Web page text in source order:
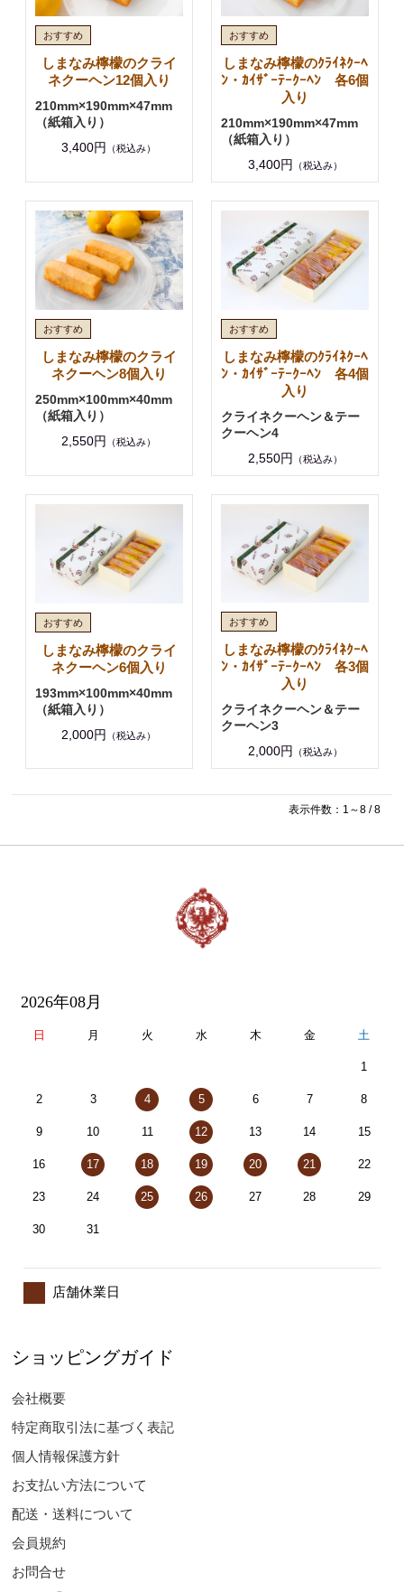
しまなみ檸檬のクライ
ネクーヘン12個入り
210mm×190mm×47mm
（紙箱入り）
3,400円
（税込み）
しまなみ檸檬のｸﾗｲﾈｸｰﾍ
ﾝ・ｶｲｻﾞｰﾃｰｸｰﾍﾝ 各6個
入り
210mm×190mm×47mm
（紙箱入り）
3,400円
（税込み）
しまなみ檸檬のクライ
ネクーヘン8個入り
250mm×100mm×40mm
（紙箱入り）
2,550円
（税込み）
しまなみ檸檬のｸﾗｲﾈｸｰﾍ
ﾝ・ｶｲｻﾞｰﾃｰｸｰﾍﾝ 各4個
入り
クライネクーヘン＆テー
クーヘン4
2,550円
（税込み）
しまなみ檸檬のクライ
ネクーヘン6個入り
193mm×100mm×40mm
（紙箱入り）
2,000円
（税込み）
しまなみ檸檬のｸﾗｲﾈｸｰﾍ
ﾝ・ｶｲｻﾞｰﾃｰｸｰﾍﾝ 各3個
入り
クライネクーヘン＆テー
クーヘン3
2,000円
（税込み）
表示件数：1～8 / 8
2026年08月
日 月 火 水 木 金 土
1
2 3 4 5 6 7 8
9 10 11 12 13 14 15
16 17 18 19 20 21 22
23 24 25 26 27 28 29
30 31
店舗休業日
ショッピングガイド
会社概要
特定商取引法に基づく表記
個人情報保護方針
お支払い方法について
配送・送料について
会員規約
お問合せ